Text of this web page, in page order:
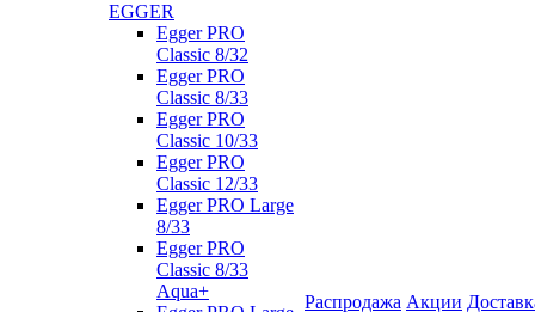
EGGER
Egger PRO
Classic 8/32
Egger PRO
Classic 8/33
Egger PRO
Classic 10/33
Egger PRO
Classic 12/33
Egger PRO Large
8/33
Egger PRO
Classic 8/33
Aqua+
Распродажа Акции